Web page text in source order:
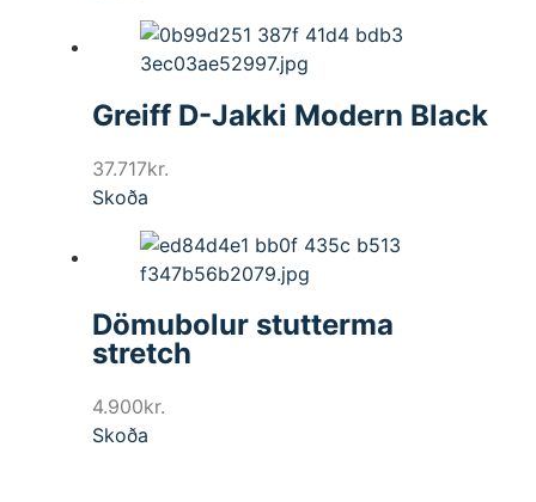
Greiff D-Jakki Modern Black
37.717kr.
Skoða
Dömubolur stutterma
stretch
4.900kr.
Skoða